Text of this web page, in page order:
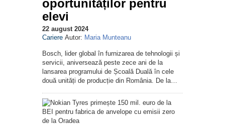
oportunităților pentru
elevi
22 august 2024
Cariere Autor: Maria Munteanu
Bosch, lider global în furnizarea de tehnologii și
servicii, aniversează peste zece ani de la
lansarea programului de Școală Duală în cele
două unități de producție din România. De la…